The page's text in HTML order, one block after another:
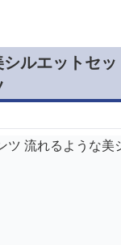
ルエットセ